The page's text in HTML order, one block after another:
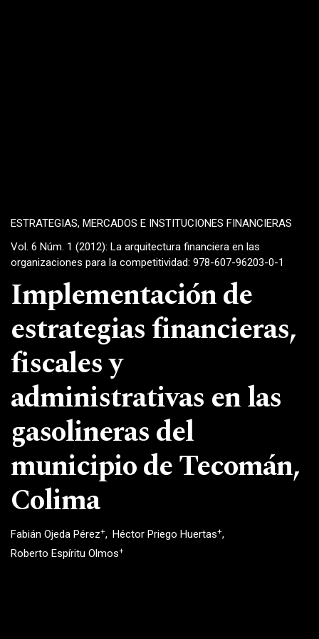
ESTRATEGIAS, MERCADOS E INSTITUCIONES FINANCIERAS
Vol. 6 Núm. 1 (2012): La arquitectura financiera en las
organizaciones para la competitividad: 978-607-96203-0-1
Implementación de
estrategias financieras,
fiscales y
administrativas en las
gasolineras del
municipio de Tecomán,
Colima
Fabián Ojeda Pérez+ Héctor Priego Huertas+
Roberto Espíritu Olmos+